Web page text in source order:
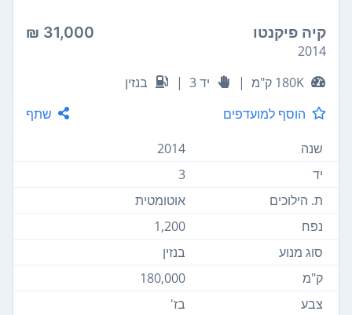
קיה פיקנטו 31,000 ₪
2014
180K ק"מ
| יד 3 |
בנזין
הוסף למועדפים
שתף
שנה
2014
יד
3
ת. הילוכים
אוטומטית
נפח
1,200
סוג מנוע
בנזין
ק"מ
180,000
צבע
בז'